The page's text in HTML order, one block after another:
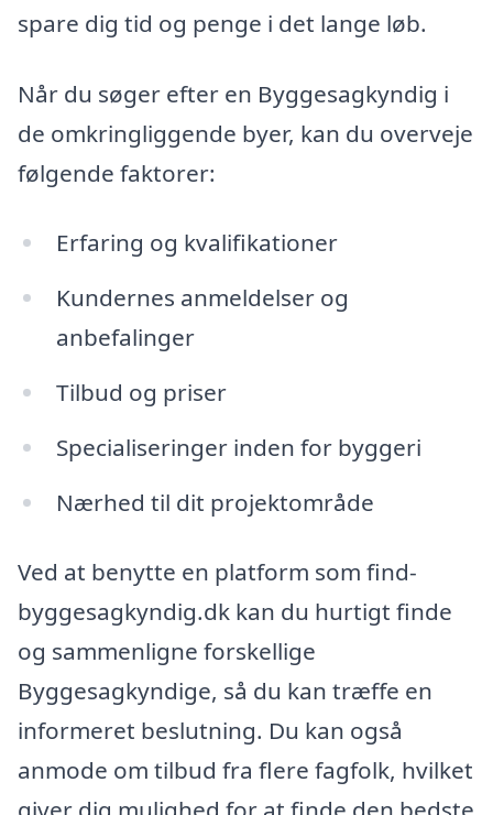
spare dig tid og penge i det lange løb.
Når du søger efter en Byggesagkyndig i
de omkringliggende byer, kan du overveje
følgende faktorer:
Erfaring og kvalifikationer
Kundernes anmeldelser og
anbefalinger
Tilbud og priser
Specialiseringer inden for byggeri
Nærhed til dit projektområde
Ved at benytte en platform som find-
byggesagkyndig.dk kan du hurtigt finde
og sammenligne forskellige
Byggesagkyndige, så du kan træffe en
informeret beslutning. Du kan også
anmode om tilbud fra flere fagfolk, hvilket